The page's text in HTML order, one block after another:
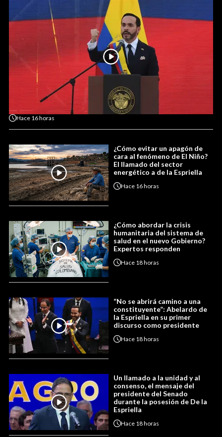
Hace 16 horas
¿Cómo evitar un apagón de
cara al fenómeno de El Niño?
El llamado del sector
energético a de la Espriella
Hace 16 horas
¿Cómo abordar la crisis
humanitaria del sistema de
salud en el nuevo Gobierno?
Expertos responden
Hace 18 horas
“No se abrirá camino a una
constituyente”: Abelardo de
la Espriella en su primer
discurso como presidente
Hace 18 horas
Un llamado a la unidad y al
consenso, el mensaje del
presidente del Senado
durante la posesión de De la
Espriella
Hace 18 horas